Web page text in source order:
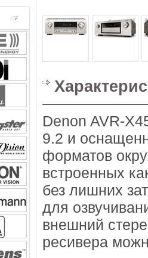
Denon AVR-
9.2 и
форматов
встроенных
без лишних
для
внешний
ресивера